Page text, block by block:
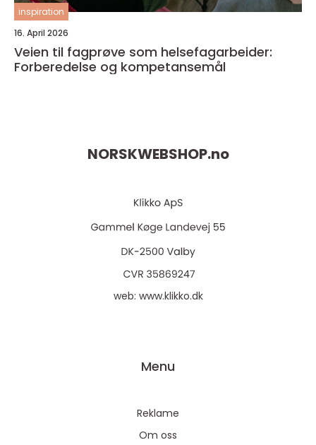
inspiration
16. April 2026
Veien til fagprøve som helsefagarbeider:
Forberedelse og kompetansemål
NORSKWEBSHOP.no
web: www.klikko.dk
Menu
Reklame
Om oss